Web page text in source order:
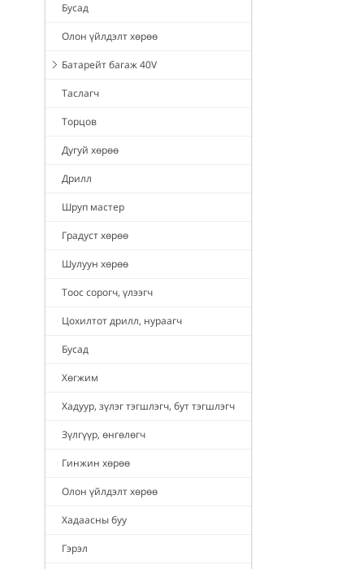
Бусад
Олон үйлдэлт хөрөө
Батарейт багаж 40V
Таслагч
Торцов
Дугуй хөрөө
Дрилл
Шруп мастер
Градуст хөрөө
Шулуун хөрөө
Тоос сорогч, үлээгч
Цохилтот дрилл, нураагч
Бусад
Хөгжим
Хадуур, зүлэг тэгшлэгч, бут тэгшлэгч
Зүлгүүр, өнгөлөгч
Гинжин хөрөө
Олон үйлдэлт хөрөө
Хадаасны буу
Гэрэл